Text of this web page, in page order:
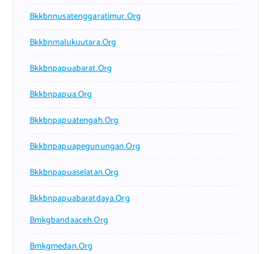
Bkkbnnusatenggaratimur.org
Bkkbnmalukuutara.org
Bkkbnpapuabarat.org
Bkkbnpapua.org
Bkkbnpapuatengah.org
Bkkbnpapuapegunungan.org
Bkkbnpapuaselatan.org
Bkkbnpapuabaratdaya.org
Bmkgbandaaceh.org
Bmkgmedan.org